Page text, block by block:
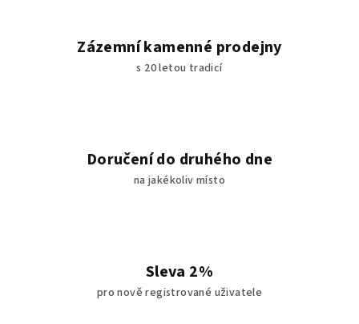
Zázemní kamenné prodejny
s 20 letou tradicí
Doručení do druhého dne
na jakékoliv místo
Sleva 2%
pro nově registrované uživatele